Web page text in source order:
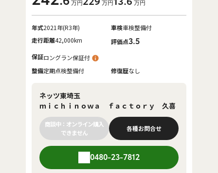
万円 万円 万円
年式2021年(R3年) 車検車検整備付
走行距離42,000km 評価点3.5
保証ロングラン保証付
整備定期点検整備付 修復歴なし
ネッツ東埼玉
ｍｉｃｈｉｎｏｗａ ｆａｃｔｏｒｙ 久喜
商談中：オンライン購入
できません
各種お問合せ
0480-23-7812